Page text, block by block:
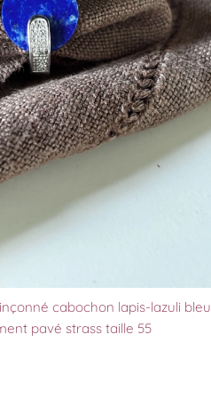
cabochon lapis-lazuli bleu
pavé strass taille 55